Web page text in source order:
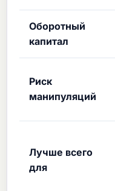
Оборотный
капитал
Риск
манипуляций
Лучше всего
для